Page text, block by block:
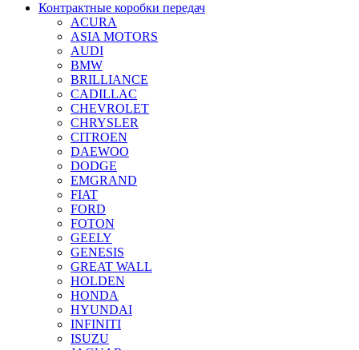
Контрактные коробки передач
ACURA
ASIA MOTORS
AUDI
BMW
BRILLIANCE
CADILLAC
CHEVROLET
CHRYSLER
CITROEN
DAEWOO
DODGE
EMGRAND
FIAT
FORD
FOTON
GEELY
GENESIS
GREAT WALL
HOLDEN
HONDA
HYUNDAI
INFINITI
ISUZU